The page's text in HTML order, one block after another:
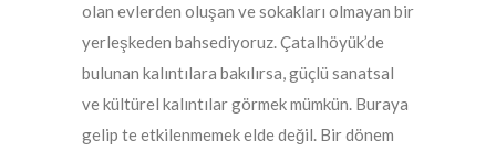
olan evlerden oluşan ve sokakları olmayan bir
yerleşkeden bahsediyoruz. Çatalhöyük’de
bulunan kalıntılara bakılırsa, güçlü sanatsal
ve kültürel kalıntılar görmek mümkün. Buraya
gelip te etkilenmemek elde değil. Bir dönem